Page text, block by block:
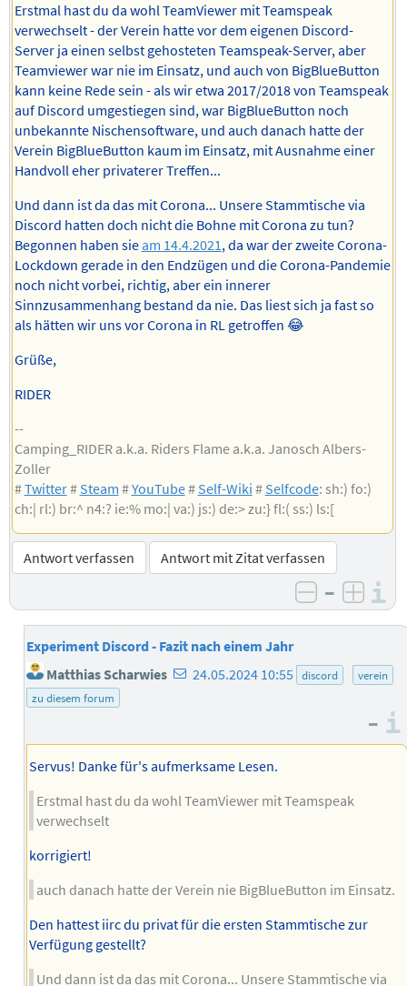
Erstmal hast du da wohl TeamViewer mit Teamspeak
verwechselt - der Verein hatte vor dem eigenen Discord-
Server ja einen selbst gehosteten Teamspeak-Server, aber
Teamviewer war nie im Einsatz, und auch von BigBlueButton
kann keine Rede sein - als wir etwa 2017/2018 von Teamspeak
auf Discord umgestiegen sind, war BigBlueButton noch
unbekannte Nischensoftware, und auch danach hatte der
Verein BigBlueButton kaum im Einsatz, mit Ausnahme einer
Handvoll eher privaterer Treffen...
Und dann ist da das mit Corona... Unsere Stammtische via
Discord hatten doch nicht die Bohne mit Corona zu tun?
Begonnen haben sie am 14.4.2021, da war der zweite Corona-
Lockdown gerade in den Endzügen und die Corona-Pandemie
noch nicht vorbei, richtig, aber ein innerer
Sinnzusammenhang bestand da nie. Das liest sich ja fast so
als hätten wir uns vor Corona in RL getroffen 😂
Grüße,
RIDER
--
Camping_RIDER a.k.a. Riders Flame a.k.a. Janosch Albers-
Zoller
#Twitter# Steam #YouTube# Self-Wiki # Selfcode: sh:) fo:)
ch:| rl:) br:^ n4:? ie:% mo:| va:) js:) de:> zu:} fl:( ss:) ls:[
Antwort verfassen Antwort mit Zitat verfassen
negativ
–
Experiment Discord - Fazit nach einem Jahr
Matthias Scharwies E-
Autors
24.05.2024 10:55 discord
verein
zu diesem forum
–
Servus! Danke für's aufmerksame Lesen.
Erstmal hast du da wohl TeamViewer mit Teamspeak
verwechselt
korrigiert!
auch danach hatte der Verein nie BigBlueButton im Einsatz.
Den hattest iirc du privat für die ersten Stammtische zur
Verfügung gestellt?
Und dann ist da das mit Corona... Unsere Stammtische via